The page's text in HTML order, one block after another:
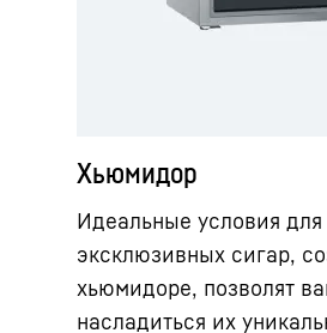
Хьюмидор
Идеальные условия для
эксклюзивных сигар,
хьюмидоре, позволят
насладиться их